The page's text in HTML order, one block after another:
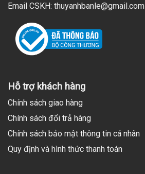
Email CSKH: thuyanhbanle@gmail.com
Hỗ trợ khách hàng
Chính sách giao hàng
Chính sách đổi trả hàng
Chính sách bảo mật thông tin cá nhân
Quy định và hình thức thanh toán